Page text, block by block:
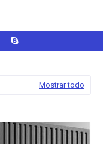
Mostrar todo